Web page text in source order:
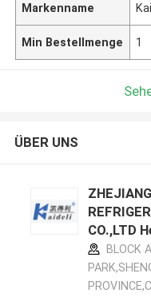
Markenname
Min Bestellmenge 1
ÜBER UNS
CO.,LTD
BLOCK